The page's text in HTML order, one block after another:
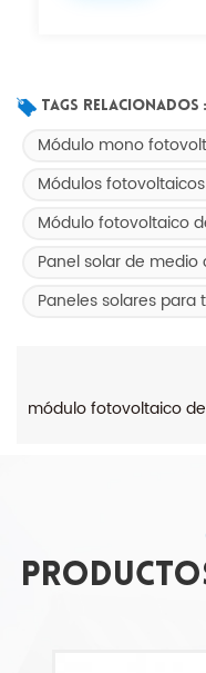
Tags Relacionados :
Módulo mono
Módulos
Módulo fotovoltaico
Panel solar de medio
Paneles solares para